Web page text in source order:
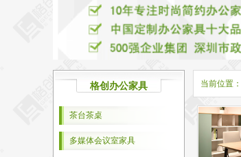
格创办公家具
茶台茶桌
多媒体会议室家具
当前位置：